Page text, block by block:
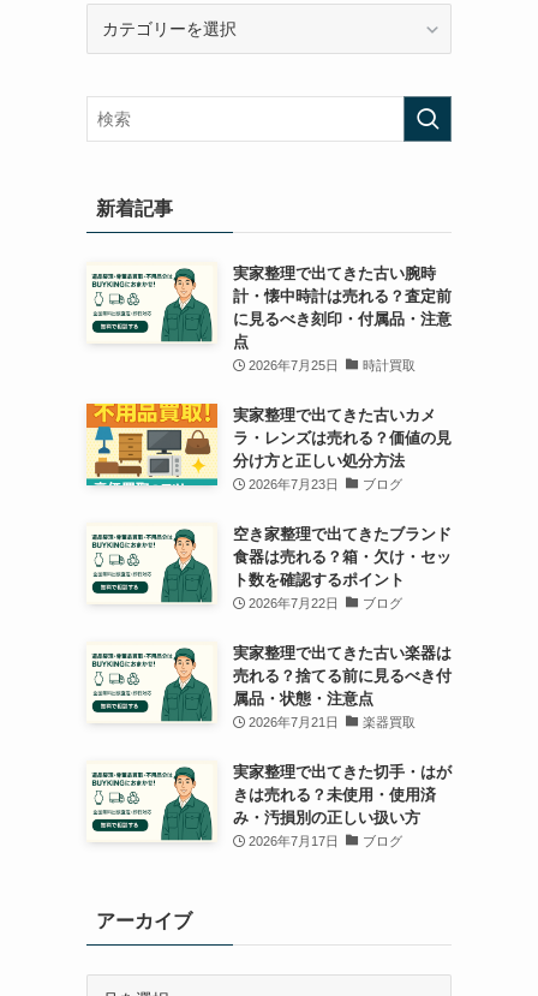
リ
ー
新着記事
実家整理で出てきた古い腕時
計・懐中時計は売れる？査定前
に見るべき刻印・付属品・注意
点
2026年7月25日 時計買取
実家整理で出てきた古いカメ
ラ・レンズは売れる？価値の見
分け方と正しい処分方法
2026年7月23日 ブログ
空き家整理で出てきたブランド
食器は売れる？箱・欠け・セッ
ト数を確認するポイント
2026年7月22日 ブログ
実家整理で出てきた古い楽器は
売れる？捨てる前に見るべき付
属品・状態・注意点
2026年7月21日 楽器買取
実家整理で出てきた切手・はが
きは売れる？未使用・使用済
み・汚損別の正しい扱い方
2026年7月17日 ブログ
アーカイブ